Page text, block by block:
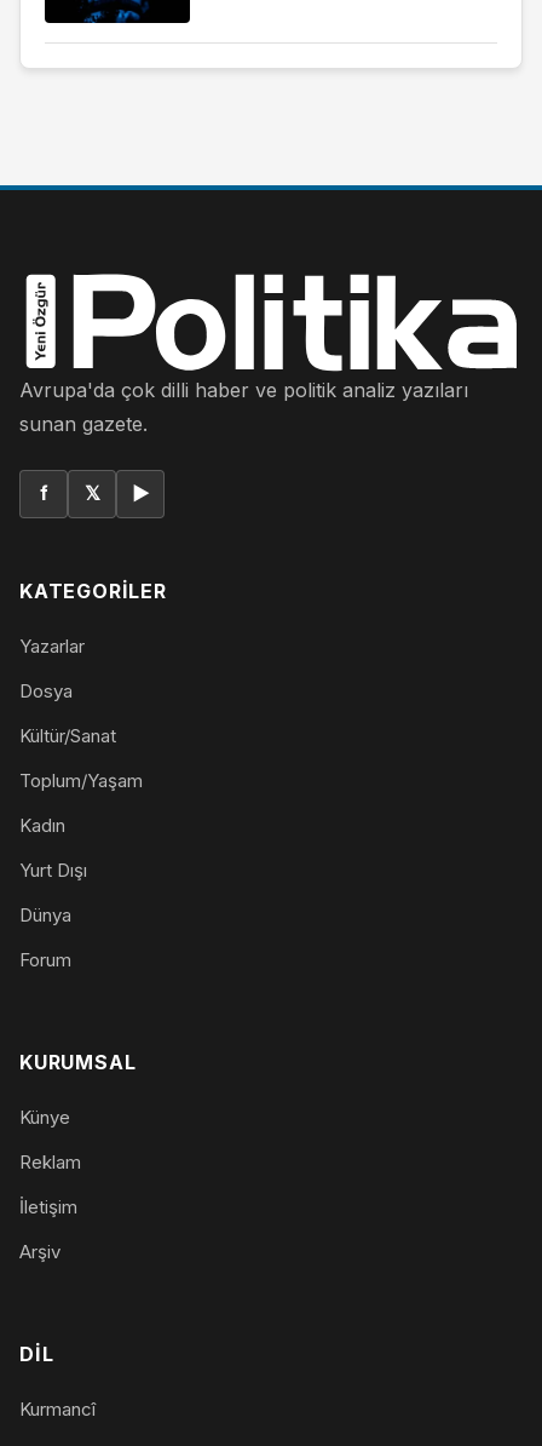
Avrupa'da çok dilli haber ve politik analiz yazıları
sunan gazete.
f 𝕏 ▶
KATEGORILER
Yazarlar
Dosya
Kültür/Sanat
Toplum/Yaşam
Kadın
Yurt Dışı
Dünya
Forum
KURUMSAL
Künye
Reklam
İletişim
Arşiv
DIL
Kurmancî